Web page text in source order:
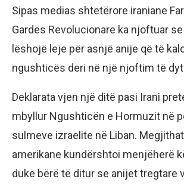
Sipas medias shtetërore iraniane
Gardës Revolucionare ka njoftuar
lëshojë leje për asnjë anije që të
ngushticës deri në një njoftim të
Deklarata vjen një ditë pasi Irani
mbyllur Ngushticën e Hormuzit në
sulmeve izraelite në Liban.
amerikane kundërshtoi menjëherë
duke bërë të ditur se anijet tregtare